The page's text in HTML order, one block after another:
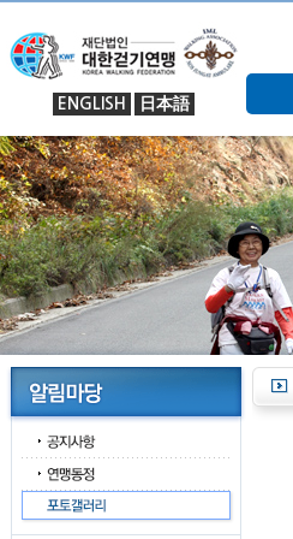
ENGLISH 日本語